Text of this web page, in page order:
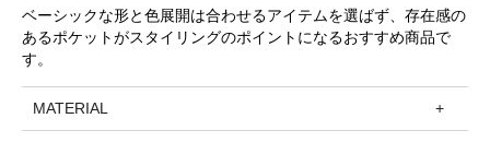
ベーシックな形と色展開は合わせるアイテムを選ばず、存在感の
あるポケットがスタイリングのポイントになるおすすめ商品で
す。
MATERIAL